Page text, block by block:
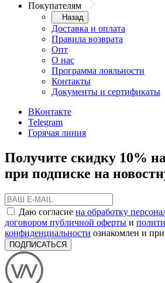
Покупателям
Назад
Доставка и оплата
Правила возврата
Опт
О нас
Программа лояльности
Контакты
Документы и сертификаты
ВКонтакте
Telegram
Горячая линия
Получите скидку 10%
при подписке на
Даю согласие на обработку
договором публичной оферты и
конфиденциальности ознакомлен и
ПОДПИСАТЬСЯ